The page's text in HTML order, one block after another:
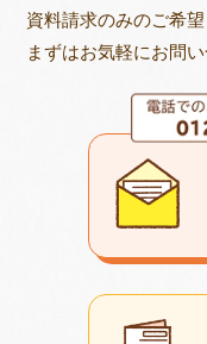
資料請求のみのご希望
まずはお気軽にお問